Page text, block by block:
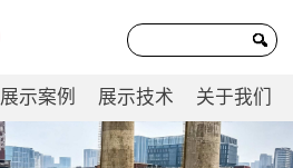
展示案例 展示技术 关于我们